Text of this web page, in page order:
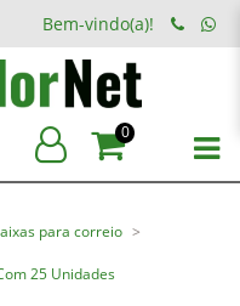
Bem-vindo(a)!
0
para correio
25 Unidades